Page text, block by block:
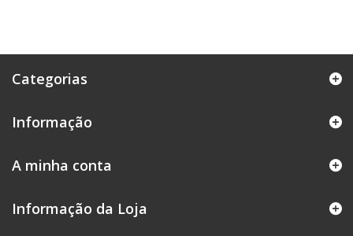
Categorias
Informação
A minha conta
Informação da Loja